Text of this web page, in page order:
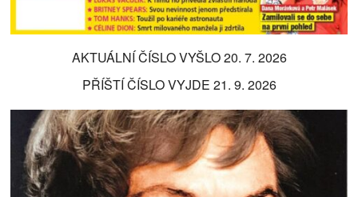
AKTUÁLNÍ ČÍSLO VYŠLO 20. 7. 2026
PŘÍŠTÍ ČÍSLO VYJDE 21. 9. 2026